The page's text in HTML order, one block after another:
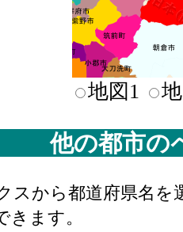
地図1
他の都市の
スから都道府県名
きます。